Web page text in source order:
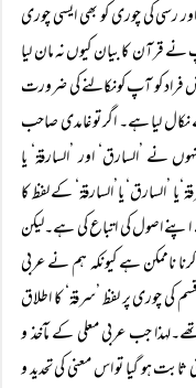
رسی کی چوری کو بھی ایسی چوری
نے قرآن کا بیان کیوں نہ مان لیا
کو آپ کونکالنے کی ضرورت
لیا ہے۔ اگر تو غامدی صاحب
نے ’السارق‘ اور ’السارقۃ‘ یا
’السارق‘ یا’السارقۃ‘ کے لفظ کا
اصول کی اتباع کی ہے۔لیکن
ناممکن ہے کیونکہ ہم نے عربی
چوری پر لفظ ’سرقۃ‘ کا اطلاق
جب عربی معلی کے مآخذ و
ہو گیا تو اس معنی کی تحدید و